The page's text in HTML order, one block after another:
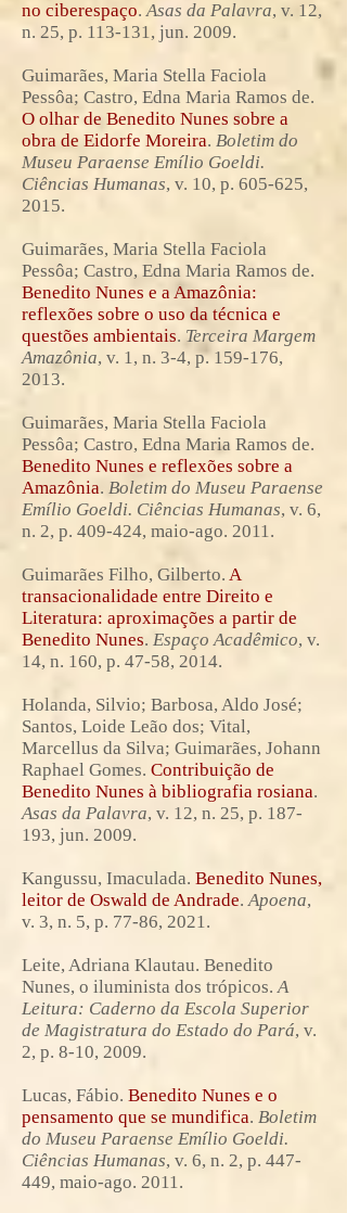
no ciberespaço.Asas da Palavra, v. 12,
n. 25, p. 113-131, jun. 2009.
Guimarães, Maria Stella Faciola
Pessôa; Castro, Edna Maria Ramos de.
O olhar de Benedito Nunes sobre a
obra de Eidorfe Moreira. Boletim do
Museu Paraense Emílio Goeldi.
Ciências Humanas, v. 10, p. 605-625,
2015.
Guimarães, Maria Stella Faciola
Pessôa; Castro, Edna Maria Ramos de.
Benedito Nunes e a Amazônia:
reflexões sobre o uso da técnica e
questões ambientais. Terceira Margem
Amazônia, v. 1, n. 3-4, p. 159-176,
2013.
Guimarães, Maria Stella Faciola
Pessôa; Castro, Edna Maria Ramos de.
Benedito Nunes e reflexões sobre a
Amazônia. Boletim do Museu Paraense
Emílio Goeldi. Ciências Humanas, v. 6,
n. 2, p. 409-424, maio-ago. 2011.
Guimarães Filho, Gilberto. A
transacionalidade entre Direito e
Literatura: aproximações a partir de
Benedito Nunes. Espaço Acadêmico, v.
14, n. 160, p. 47-58, 2014.
Holanda, Silvio; Barbosa, Aldo José;
Santos, Loide Leão dos; Vital,
Marcellus da Silva; Guimarães, Johann
Raphael Gomes. Contribuição de
Benedito Nunes à bibliografia rosiana.
Asas da Palavra, v. 12, n. 25, p. 187-
193, jun. 2009.
Kangussu, Imaculada. Benedito Nunes,
leitor de Oswald de Andrade.Apoena,
v. 3, n. 5, p. 77-86, 2021.
Leite, Adriana Klautau. Benedito
Nunes, o iluminista dos trópicos.A
Leitura: Caderno da Escola Superior
de Magistratura do Estado do Pará, v.
2, p. 8-10, 2009.
Lucas, Fábio. Benedito Nunes e o
pensamento que se mundifica. Boletim
do Museu Paraense Emílio Goeldi.
Ciências Humanas, v. 6, n. 2, p. 447-
449, maio-ago. 2011.